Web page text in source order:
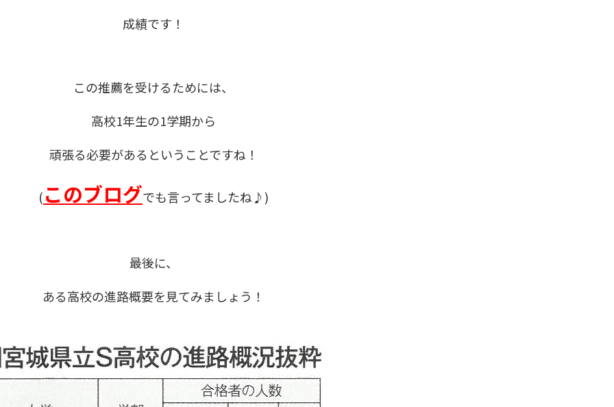
成績です！
この推薦を受けるためには、
高校1年生の1学期から
頑張る必要があるということですね！
(このブログでも言ってましたね♪)
最後に、
ある高校の進路概要を見てみましょう！